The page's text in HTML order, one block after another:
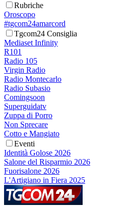
Rubriche
Oroscopo
#tgcom24amarcord
Tgcom24 Consiglia
Mediaset Infinity
R101
Radio 105
Virgin Radio
Radio Montecarlo
Radio Subasio
Comingsoon
Superguidatv
Zuppa di Porro
Non Sprecare
Cotto e Mangiato
Eventi
Identità Golose 2026
Salone del Risparmio 2026
Fuorisalone 2026
L'Artigiano in Fiera 2025